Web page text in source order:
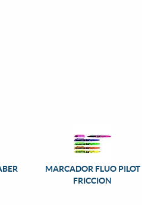
MARCADOR FLUO PILOT
FRICCION